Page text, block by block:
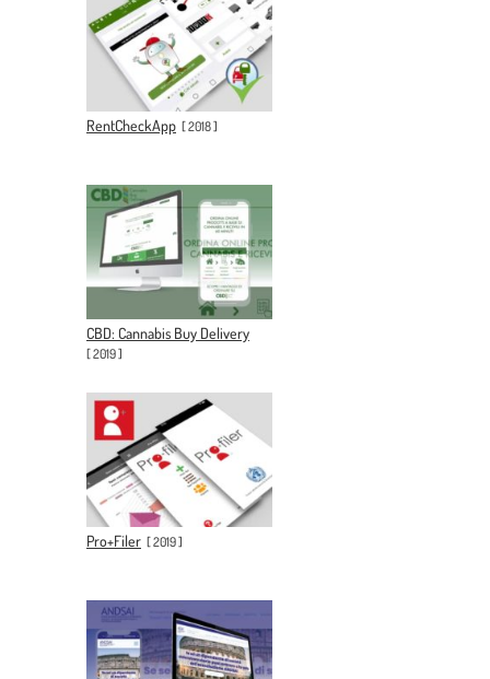
RentCheckApp [2018]
CBD: Cannabis Buy Delivery
[2019]
Pro+Filer [2019]